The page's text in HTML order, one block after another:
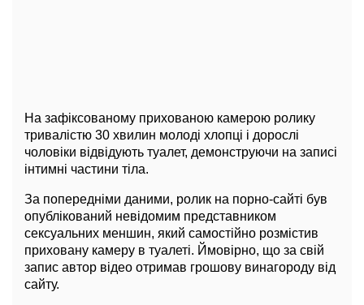
На зафіксованому прихованою камерою ролику
тривалістю 30 хвилин молоді хлопці і дорослі
чоловіки відвідують туалет, демонструючи на записі
інтимні частини тіла.
За попередніми даними, ролик на порно-сайті був
опублікований невідомим представником
сексуальних меншин, який самостійно розмістив
приховану камеру в туалеті. Ймовірно, що за свій
запис автор відео отримав грошову винагороду від
сайту.